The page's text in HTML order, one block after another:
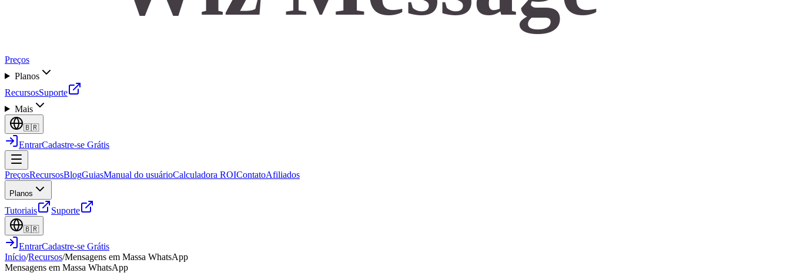
Preços
Planos
RecursosSuporte
Mais
🇧🇷
EntrarCadastre-se Grátis
PreçosRecursosBlogGuiasManual do usuárioCalculadora ROIContatoAfiliados
Planos
Tutoriais Suporte
🇧🇷
EntrarCadastre-se Grátis
Início/Recursos/Mensagens em Massa WhatsApp
Mensagens em Massa WhatsApp